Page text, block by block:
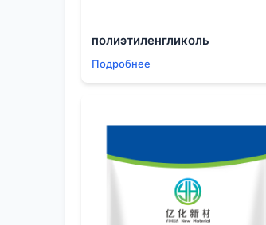
полиэтиленгликоль
Подробнее